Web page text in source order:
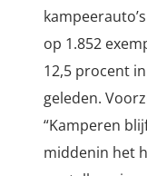
op 1.852
12,5 procent
geleden.
“Kamperen
middenin het